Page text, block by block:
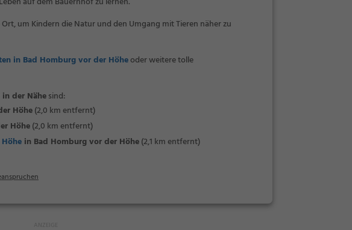
um Kindern die Natur und den Umgang mit Tieren näher zu
in Bad Homburg vor der Höheoder weitere tolle
der Nähesind:
Höhe(2,0 km entfernt)
Höhe(2,0 km entfernt)
in Bad Homburg vor der Höhe(2,1 km entfernt)